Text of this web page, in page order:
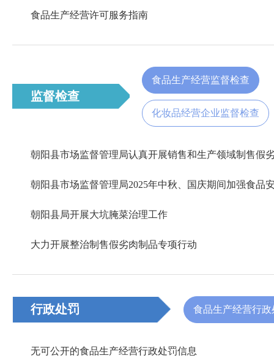
食品生产经营许可服务指南
监督检查
食品生产经营监督检查
化妆品经营企业监督检查
朝阳县局开展大坑腌菜治理工作
大力开展整治制售假劣肉制品专项行动
行政处罚 食品生产经营行政
无可公开的食品生产经营行政处罚信息